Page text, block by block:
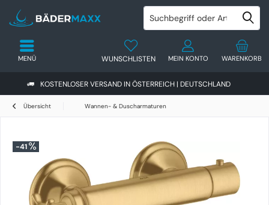
KOSTENLOSER VERSAND IN ÖSTERREICH | DEUTSCHLAND
WARENKORB
WUNSCHLISTEN MEIN KONTO
MENÜ
Übersicht Wannen- & Duscharmaturen
-41